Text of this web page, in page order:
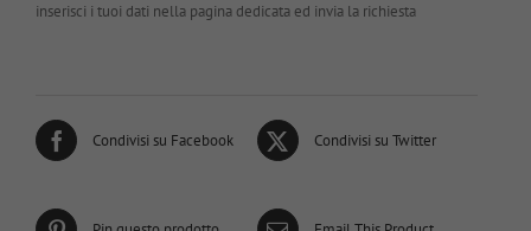
inserisci i tuoi dati nella pagina dedicata ed invia la richiesta
Condivisi su Facebook Condivisi su Twitter